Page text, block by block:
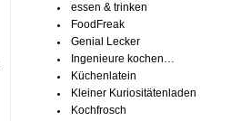
essen & trinken
FoodFreak
Genial Lecker
Ingenieure kochen…
Küchenlatein
Kleiner Kuriositätenladen
Kochfrosch